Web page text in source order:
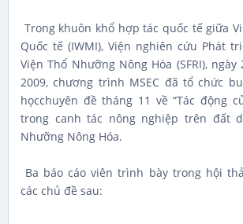
Trong khuôn khổ hợp tác quốc tế giữa
Quốc tế (IWMI), Viện nghiên cứu Phát
Viện Thổ Nhưỡng Nông Hóa (SFRI),
2009, chương trình MSEC đã tổ chức
họcchuyên đề tháng 11 về “Tác động
trong canh tác nông nghiệp trên đất
Nhưỡng Nông Hóa.
Ba báo cáo viên trình bày trong hội
các chủ đề sau: